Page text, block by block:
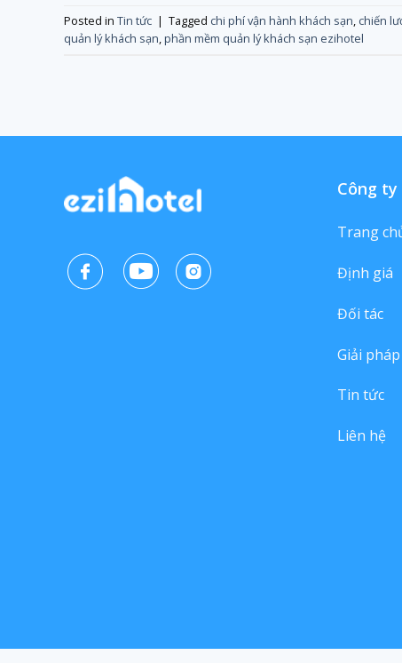
Posted in Tin tức | Tagged chi phí vận hành khách sạn, chiến
quản lý khách sạn,phần mềm quản lý khách sạn ezihotel
Công ty
Trang
Định giá
Đối tác
Giải pháp
Tin tức
Liên hệ